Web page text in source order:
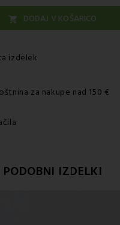
 DODAJ V KOŠARICO
izdelek
za nakupe nad 150 €
PODOBNI IZDELKI